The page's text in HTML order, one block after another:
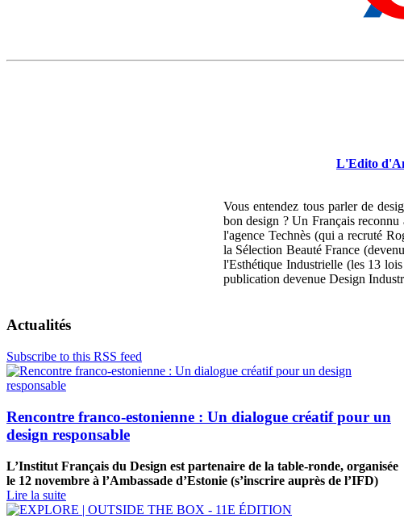
L'Edito
Vous entendez tous parler de
bon design ?Un Français
l'agence Technès (qui a recruté
la Sélection Beauté France
l'Esthétique Industrielle (les 13
publication devenue Design
Actualités
Subscribe to this RSS feed
Rencontre franco-estonienne : Un dialogue créatif pour un
design responsable
L’Institut Français du Design est partenaire de la table-ronde, organisée
le 12 novembre à l’Ambassade d’Estonie (s’inscrire auprès de l’IFD)
Lire la suite